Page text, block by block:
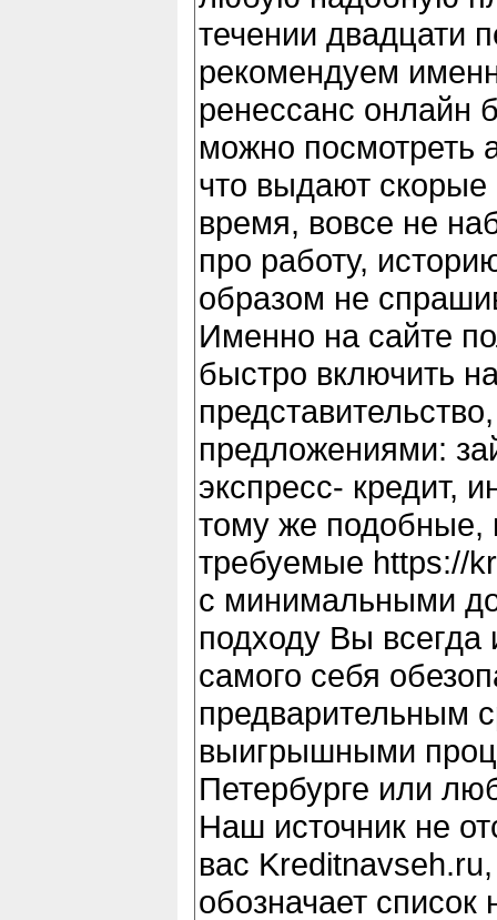
течении двадцати
рекомендуем
ренессанс онлайн
можно посмотреть
что выдают скорые
время, вовсе не
про работу,
образом не
Именно на сайте
быстро включить
предложениями:
экспресс- кредит,
тому же подобные,
требуемые https://
с минимальными
подходу Вы всегда
самого себя
предварительным
выигрышными
Петербурге или
Наш источник не
вас
обозначает